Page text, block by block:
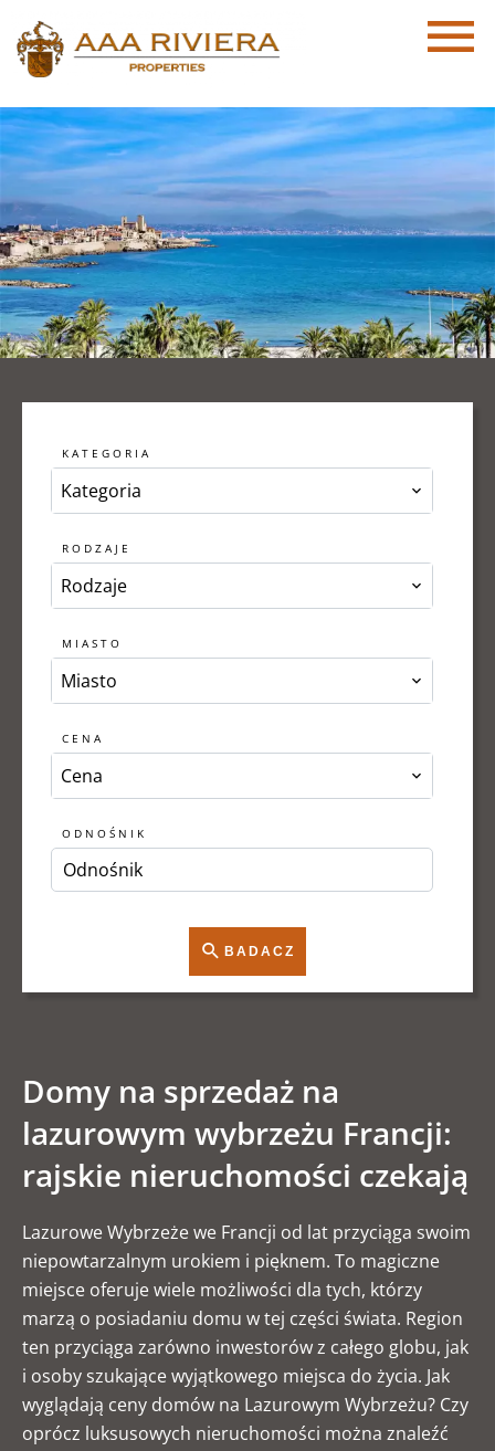
KATEGORIA
Kategoria
RODZAJE
Rodzaje
MIASTO
Miasto
CENA
Cena
ODNOŚNIK
BADACZ
Domy na sprzedaż na
lazurowym wybrzeżu Francji:
rajskie nieruchomości czekają
Lazurowe Wybrzeże we Francji od lat przyciąga swoim
niepowtarzalnym urokiem i pięknem. To magiczne
miejsce oferuje wiele możliwości dla tych, którzy
marzą o posiadaniu domu w tej części świata. Region
ten przyciąga zarówno inwestorów z całego globu, jak
i osoby szukające wyjątkowego miejsca do życia. Jak
wyglądają ceny domów na Lazurowym Wybrzeżu? Czy
oprócz luksusowych nieruchomości można znaleźć